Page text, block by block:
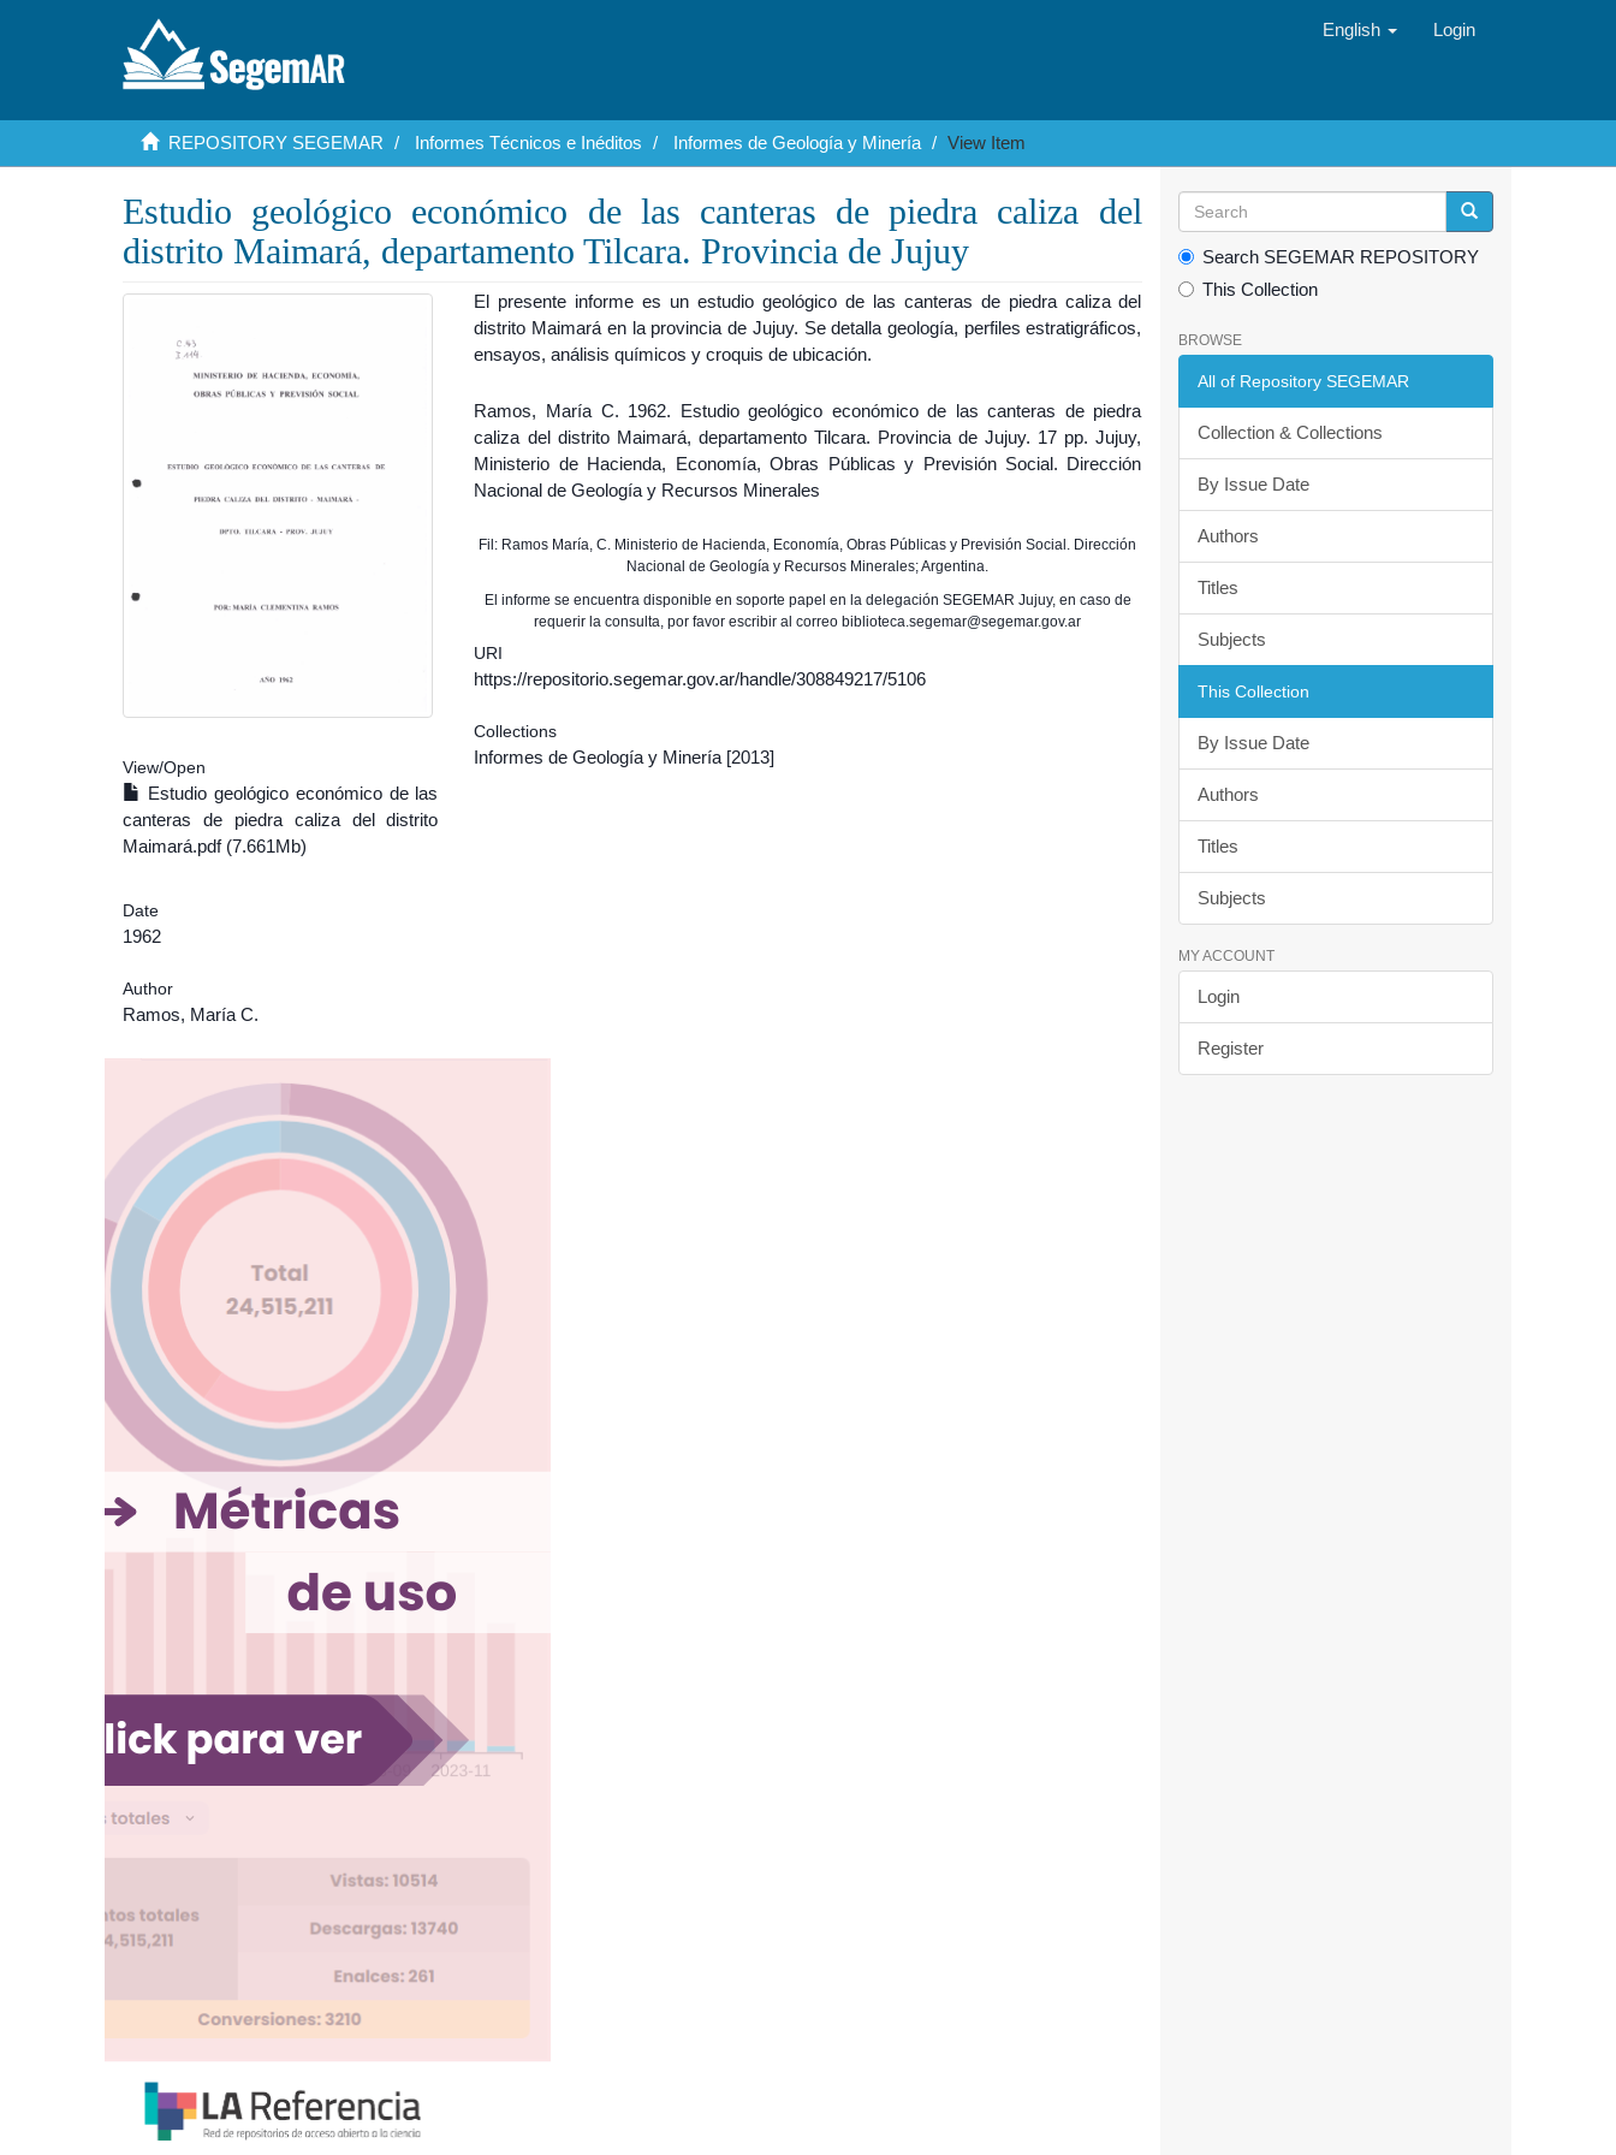
English Login
REPOSITORY SEGEMAR Informes Técnicos e Inéditos Informes de Geología y Minería View Item
Estudio geológico económico de las canteras de piedra caliza del
distrito Maimará, departamento Tilcara. Provincia de Jujuy
View/Open
Estudio geológico económico de las
canteras de piedra caliza del distrito
Maimará.pdf (7.661Mb)
Date
1962
Author
Ramos, María C.
El presente informe es un estudio geológico de las canteras de piedra caliza del
distrito Maimará en la provincia de Jujuy. Se detalla geología, perfiles estratigráficos,
ensayos, análisis químicos y croquis de ubicación.
Ramos, María C. 1962. Estudio geológico económico de las canteras de piedra
caliza del distrito Maimará, departamento Tilcara. Provincia de Jujuy. 17 pp. Jujuy,
Ministerio de Hacienda, Economía, Obras Públicas y Previsión Social. Dirección
Nacional de Geología y Recursos Minerales
Fil: Ramos María, C. Ministerio de Hacienda, Economía, Obras Públicas y Previsión Social. Dirección
Nacional de Geología y Recursos Minerales; Argentina.
El informe se encuentra disponible en soporte papel en la delegación SEGEMAR Jujuy, en caso de
requerir la consulta, por favor escribir al correo biblioteca.segemar@segemar.gov.ar
URI
https://repositorio.segemar.gov.ar/handle/308849217/5106
Collections
Informes de Geología y Minería [2013]
Search SEGEMAR REPOSITORY
This Collection
BROWSE
All of Repository SEGEMAR
Collection & Collections
By Issue Date
Authors
Titles
Subjects
This Collection
By Issue Date
Authors
Titles
Subjects
MY ACCOUNT
Login
Register